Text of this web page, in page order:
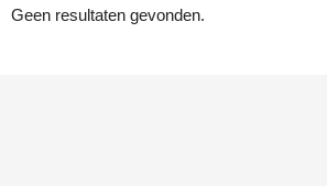
Geen resultaten gevonden.